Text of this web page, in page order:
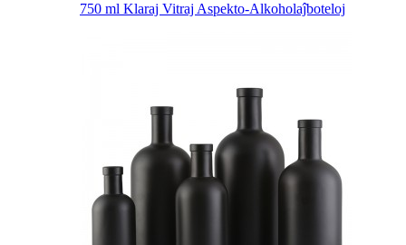
750 ml Klaraj Vitraj Aspekto-Alkoholaĵboteloj